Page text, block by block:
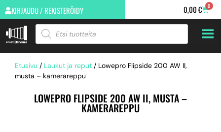
KIRJAUDU / REKISTERÖIDY 0,00€ 0
Etusivu / Laukut ja reput / Lowepro Flipside 200 AW II,
musta – kamerareppu
LOWEPRO FLIPSIDE 200 AW II, MUSTA –
KAMERAREPPU